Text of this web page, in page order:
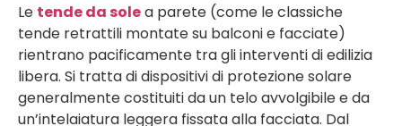
Le tende da solea parete (come le classiche
tende retrattili montate su balconi e facciate)
rientrano pacificamente tra gli interventi di edilizia
libera. Si tratta di dispositivi di protezione solare
generalmente costituiti da un telo avvolgibile e da
un’intelaiatura leggera fissata alla facciata. Dal